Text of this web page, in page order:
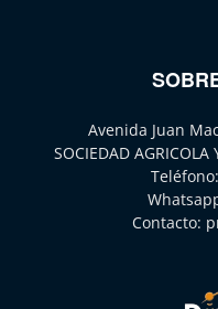
Avenida Juan
SOCIEDAD AGRICOLA
Teléfono:
Contacto: